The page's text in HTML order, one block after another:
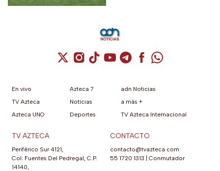
Cuenta de X / Twitter (se abre en una
Cuenta de Instagram (se abre en una
Cuenta de TikTok (se abre en
Cuenta de YouTube (se abre
Cuenta de Telegram (se
Cuenta de
Cuenta de
En vivo
TV Azteca
Azteca UNO
Azteca 7
Noticias
Deportes
adn Noticias
a más +
TV Azteca Internacional
TV AZTECA
Periférico Sur 4121,
Col. Fuentes Del Pedregal, C.P.
14140,
CONTACTO
contacto@tvazteca.com
55 1720 1313
Conmutador